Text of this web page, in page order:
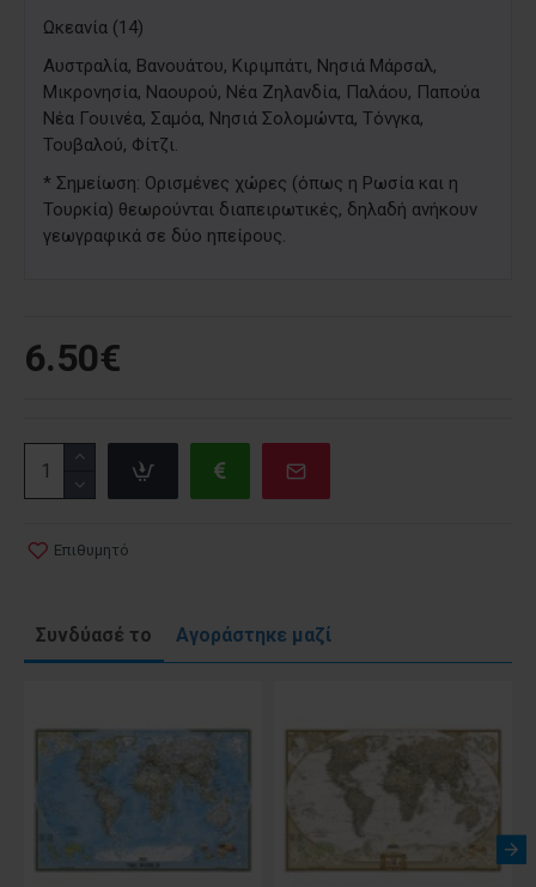
​Ωκεανία (14)
​Αυστραλία, Βανουάτου, Κιριμπάτι, Νησιά Μάρσαλ,
Μικρονησία, Ναουρού, Νέα Ζηλανδία, Παλάου, Παπούα
Νέα Γουινέα, Σαμόα, Νησιά Σολομώντα, Τόνγκα,
Τουβαλού, Φίτζι.
​* Σημείωση: Ορισμένες χώρες (όπως η Ρωσία και η
Τουρκία) θεωρούνται διαπειρωτικές, δηλαδή ανήκουν
γεωγραφικά σε δύο ηπείρους.
6.50€
Επιθυμητό
Συνδύασέ το Αγοράστηκε μαζί